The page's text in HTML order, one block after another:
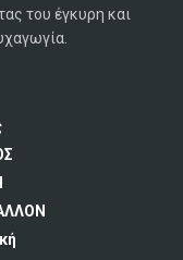
του έγκυρη και